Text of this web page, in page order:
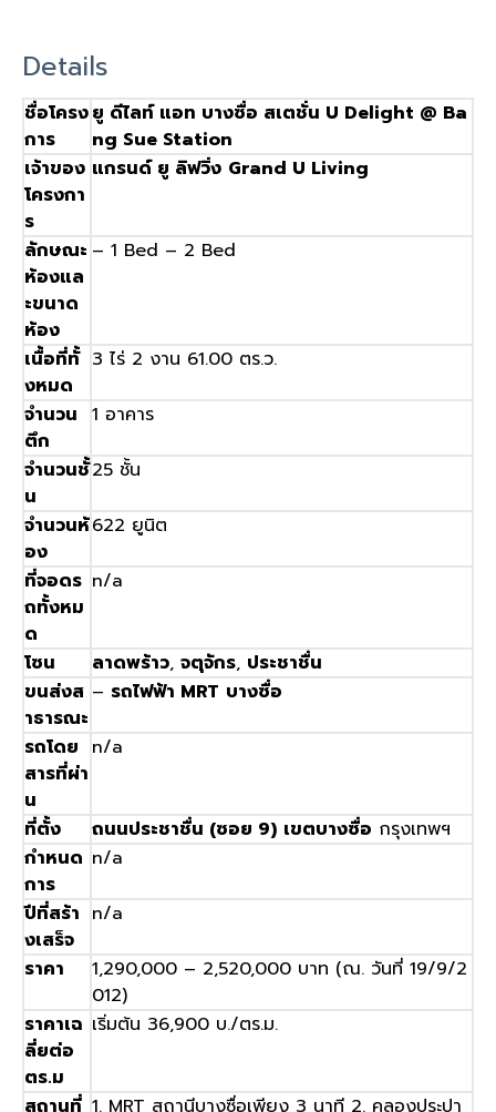
Details
ชื่อโครง
การ
ยู ดีไลท์ แอท บางซื่อ สเตชั่น U Delight @ Ba
ng Sue Station
เจ้าของ
โครงกา
ร
แกรนด์ ยู ลิฟวิ่ง Grand U Living
ลักษณะ
ห้องแล
ะขนาด
ห้อง
– 1 Bed – 2 Bed
เนื้อที่ทั้
งหมด
3 ไร่ 2 งาน 61.00 ตร.ว.
จำนวน
ตึก
1 อาคาร
จำนวนชั้
น
25 ชั้น
จำนวนห้
อง
622 ยูนิต
ที่จอดร
ถทั้งหม
ด
n/a
โซน ลาดพร้าว, จตุจักร, ประชาชื่น
ขนส่งส
าธารณะ
– รถไฟฟ้า MRT บางซื่อ
รถโดย
สารที่ผ่า
น
n/a
ที่ตั้ง ถนนประชาชื่น (ซอย 9) เขตบางซื่อ กรุงเทพฯ
กำหนด
การ
n/a
ปีที่สร้า
งเสร็จ
n/a
ราคา 1,290,000 – 2,520,000 บาท (ณ. วันที่ 19/9/2
012)
ราคาเฉ
ลี่ยต่อ
ตร.ม
เริ่มต้น 36,900 บ./ตร.ม.
สถานที่ 1. MRT สถานีบางซื่อเพียง 3 นาที 2. คลองประปา